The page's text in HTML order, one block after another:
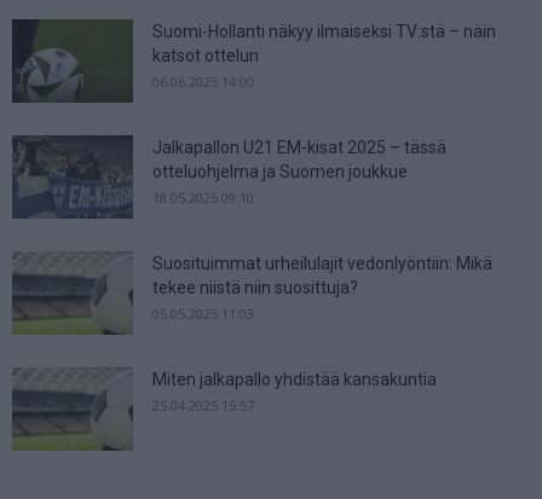
Suomi-Hollanti näkyy ilmaiseksi TV:stä – näin
katsot ottelun
06.06.2025 14:00
Jalkapallon U21 EM-kisat 2025 – tässä
otteluohjelma ja Suomen joukkue
18.05.2025 09:10
Suosituimmat urheilulajit vedonlyöntiin: Mikä
tekee niistä niin suosittuja?
05.05.2025 11:03
Miten jalkapallo yhdistää kansakuntia
25.04.2025 15:57